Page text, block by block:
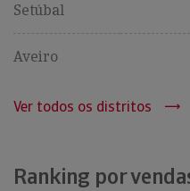
Setúbal
Aveiro
Ver todos os distritos
Ranking por